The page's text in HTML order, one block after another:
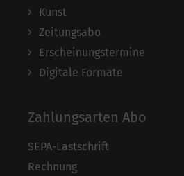
Kunst
Zeitungsabo
Erscheinungstermine
Digitale Formate
Zahlungsarten Abo
SEPA-Lastschrift
Rechnung